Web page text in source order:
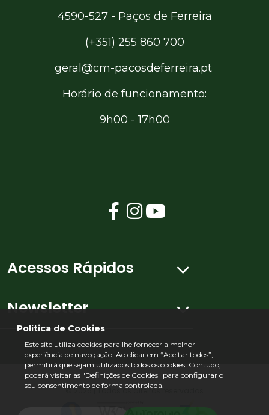
Política de Cookies
Este site utiliza cookies para lhe fornecer a melhor
experiência de navegação. Ao clicar em “Aceitar todos”,
permitirá que sejam utilizados todos os cookies. Contudo,
poderá visitar as "Definições de Cookies" para configurar o
seu consentimento de forma controlada.
Acessos Rápidos
Ficha Técnica
Política de Privacidade
Newsletter
Subscreva a nossa newsletter e receba todas
as novidades no seu e-mail.
*Campos de preenchimento obrigatório
4590-527 - Paços de Ferreira
(+351) 255 860 700
geral@cm-pacosdeferreira.pt
Horário de funcionamento:
9h00 - 17h00
©2026 | Todos os direitos reservados